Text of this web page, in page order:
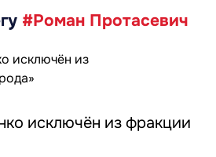
#Роман Протасевич
исключён из фракции